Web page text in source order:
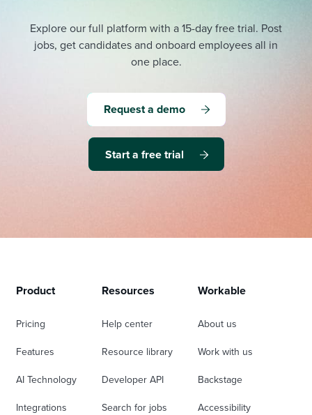
Explore our full platform with a 15-day free trial. Post
jobs, get candidates and onboard employees all in
one place.
Request a demo
Start a free trial
Product
Pricing
Features
AI Technology
Integrations
Resources
Help center
Resource library
Developer API
Search for jobs
Workable
About us
Work with us
Backstage
Accessibility